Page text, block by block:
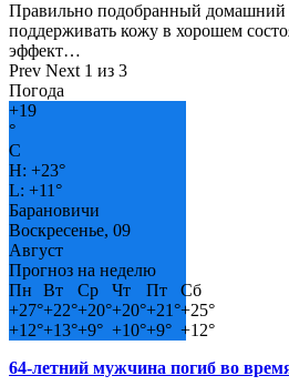
Правильно подобранный домашний
поддерживать кожу в хорошем
эффект…
Prev Next 1 из 3
Погода
+19
°
C
H: +23°
L: +11°
Барановичи
Воскресенье, 09
Август
Прогноз на неделю
Пн
Вт Ср Чт Пт
Сб
+27°+22°+20°+20°+21°+25°
+12°+13°+9° +10°+9° +12°
64-летний мужчина погиб во